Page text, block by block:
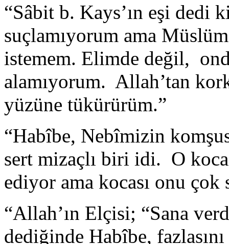
“Sâbit b. Kays’ın eşi dedi
suçlamıyorum ama
istemem. Elimde değil,
alamıyorum. Allah’tan
yüzüne tükürürüm.”
“Habîbe, Nebîmizin
sert mizaçlı biri idi. O
ediyor ama kocası onu çok
“Allah’ın Elçisi; “Sana
dediğinde Habîbe,